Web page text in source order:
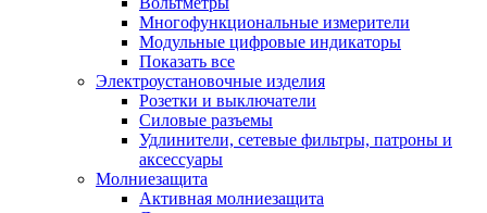
Многофункциональные измерители
Модульные цифровые индикаторы
Показать все
Электроустановочные изделия
Розетки и выключатели
Силовые разъемы
Удлинители, сетевые фильтры, патроны и
аксессуары
Молниезащита
Активная молниезащита